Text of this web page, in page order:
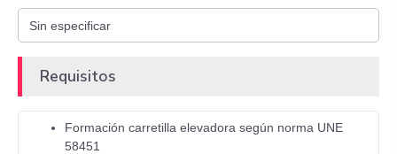
Requisitos
Formación carretilla elevadora según norma UNE
58451